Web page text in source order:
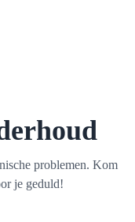
problemen. Kom
je geduld!